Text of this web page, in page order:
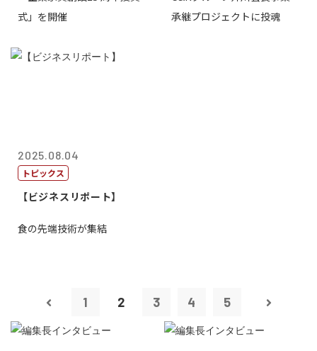
式」を開催
承継プロジェクトに投魂
2025.08.04
トピックス
【ビジネスリポート】
食の先端技術が集結
1 2 3 4 5